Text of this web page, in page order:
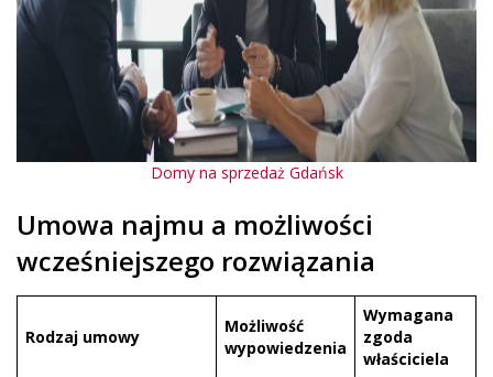
Domy na sprzedaż Gdańsk
Umowa najmu a możliwości
wcześniejszego rozwiązania
Rodzaj umowy
Możliwość
wypowiedzenia
Wymagana
zgoda
właściciela